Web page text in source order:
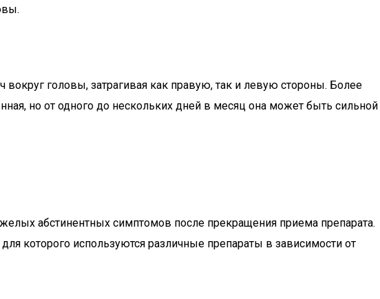
головы, затрагивая как правую, так и левую стороны. Более
но от одного до нескольких дней в месяц она может быть сильной
абстинентных симптомов после прекращения приема препарата.
которого используются различные препараты в зависимости от